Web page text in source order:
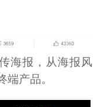
海报，从海报风
产品。